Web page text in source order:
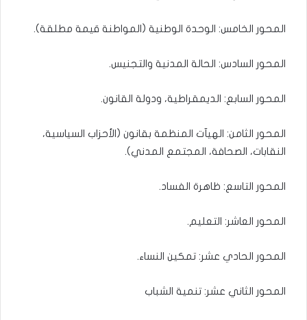
المحور الخامس: الوحدة الوطنية (المواطنة قيمة مطلقة).
المحور السادس: الحالة المدنية والتجنيس.
المحور السابع: الديمقراطية، ودولة القانون.
المحور الثامن: الهيآت المنظمة بقانون (الأحزاب السياسية،
النقابات، الصحافة، المجتمع المدني).
المحور التاسع: ظاهرة الفساد.
المحور العاشر: التعليم.
المحور الحادي عشر: تمكين النساء.
المحور الثاني عشر: تنمية الشباب